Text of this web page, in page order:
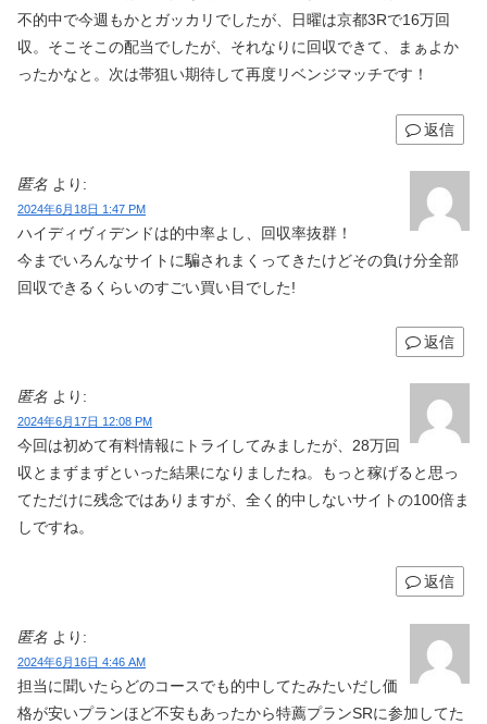
不的中で今週もかとガッカリでしたが、日曜は京都3Rで16万回
収。そこそこの配当でしたが、それなりに回収できて、まぁよか
ったかなと。次は帯狙い期待して再度リベンジマッチです！
返信
匿名 より:
2024年6月18日 1:47 PM
ハイディヴィデンドは的中率よし、回収率抜群！
今までいろんなサイトに騙されまくってきたけどその負け分全部
回収できるくらいのすごい買い目でした!
返信
匿名 より:
2024年6月17日 12:08 PM
今回は初めて有料情報にトライしてみましたが、28万回
収とまずまずといった結果になりましたね。もっと稼げると思っ
てただけに残念ではありますが、全く的中しないサイトの100倍ま
しですね。
返信
匿名 より:
2024年6月16日 4:46 AM
担当に聞いたらどのコースでも的中してたみたいだし価
格が安いプランほど不安もあったから特薦プランSRに参加してた